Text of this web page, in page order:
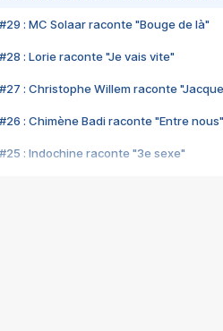
#29 : MC Solaar raconte "Bouge de là"
#28 : Lorie raconte "Je vais vite"
#27 : Christophe Willem raconte
#26 : Chimène Badi raconte "Entre nous"
#25 : Indochine raconte "3e sexe"